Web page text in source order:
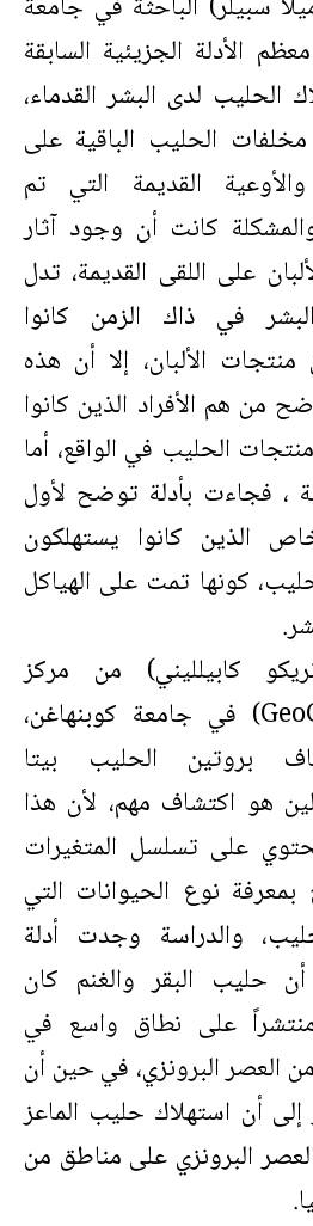
الأدلة الجزيئية السابقة
الحليب لدى البشر القدماء،
الحليب الباقية على
القديمة التي تم
كانت أن وجود آثار
على اللقى القديمة، تدل
في ذاك الزمن كانوا
الألبان، إلا أن هذه
من هم الأفراد الذين كانوا
الحليب في الواقع، أما
، فجاءت بأدلة توضح لأول
الذين كانوا يستهلكون
كونها تمت على الهياكل
كابيلليني) من مركز
(GeoGenetics) في جامعة كوبنهاغن،
بروتين الحليب بيتا
هو اكتشاف مهم، لأن هذا
على تسلسل المتغيرات
نوع الحيوانات التي
والدراسة وجدت أدلة
حليب البقر والغنم كان
على نطاق واسع في
العصر البرونزي، في حين أن
إلى أن استهلاك حليب الماعز
البرونزي على مناطق من